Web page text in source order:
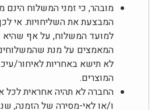
מובהר, כי זמני המשלוח הינם
המבצעת את השליחויות. אי
למועד המשלוח, על אף שהיא
המאמצים על מנת
לא תישא באחריות לאיחור/
המוצרים.
החברה לא תהיה אחראית לכל
ו/או לאי-מסירה של הזמנה,